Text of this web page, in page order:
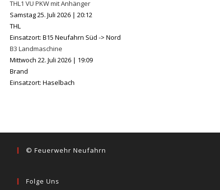
THL1 VU PKW mit Anhänger
Samstag 25. Juli 2026 | 20:12
THL
Einsatzort: B15 Neufahrn Süd -> Nord
B3 Landmaschine
Mittwoch 22. Juli 2026 | 19:09
Brand
Einsatzort: Haselbach
© Feuerwehr Neufahrn
Folge Uns